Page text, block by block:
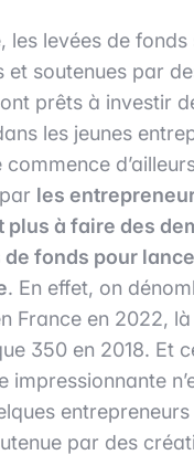
les levées de fonds
et soutenues par
prêts à investir
les jeunes
commence
les
plus à faire des
de fonds pour
. En effet, on
France en 2022,
350 en 2018. Et
impressionnante
par des